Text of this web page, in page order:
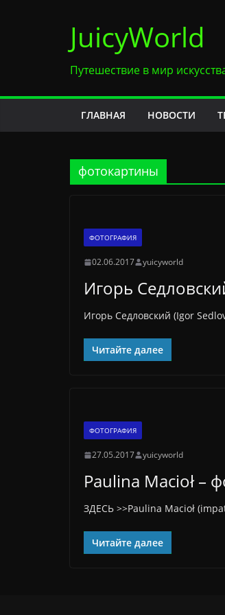
содержимомуJuicyWorld
Путешествие в мир
ГЛАВНАЯ НОВОСТИ
фотокартины
ФОТОГРАФИЯ
02.06.2017 yuicyworld
Игорь
Игорь Седловский (Igor
Читайте далее
ФОТОГРАФИЯ
27.05.2017 yuicyworld
Paulina Macioł –
ЗДЕСЬ >>Paulina Macioł
Читайте далее